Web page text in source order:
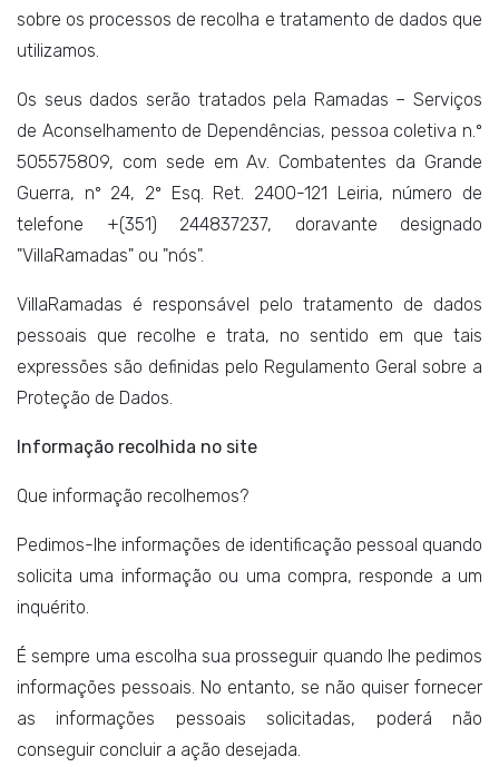
sobre os processos de recolha e tratamento de dados que
utilizamos.
Os seus dados serão tratados pela Ramadas – Serviços
de Aconselhamento de Dependências, pessoa coletiva n.º
505575809, com sede em Av. Combatentes da Grande
Guerra, nº 24, 2º Esq. Ret. 2400-121 Leiria, número de
telefone +(351) 244837237, doravante designado
"VillaRamadas" ou "nós".
VillaRamadas é responsável pelo tratamento de dados
pessoais que recolhe e trata, no sentido em que tais
expressões são definidas pelo Regulamento Geral sobre a
Proteção de Dados.
Informação recolhida no site
Que informação recolhemos?
Pedimos-lhe informações de identificação pessoal quando
solicita uma informação ou uma compra, responde a um
inquérito.
É sempre uma escolha sua prosseguir quando lhe pedimos
informações pessoais. No entanto, se não quiser fornecer
as informações pessoais solicitadas, poderá não
conseguir concluir a ação desejada.